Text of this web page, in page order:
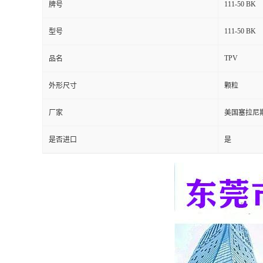
牌号 111-50 BK
型号 111-50 BK
品名 TPV
外形尺寸 颗粒
厂家 美国塞拉尼
是否进口 是